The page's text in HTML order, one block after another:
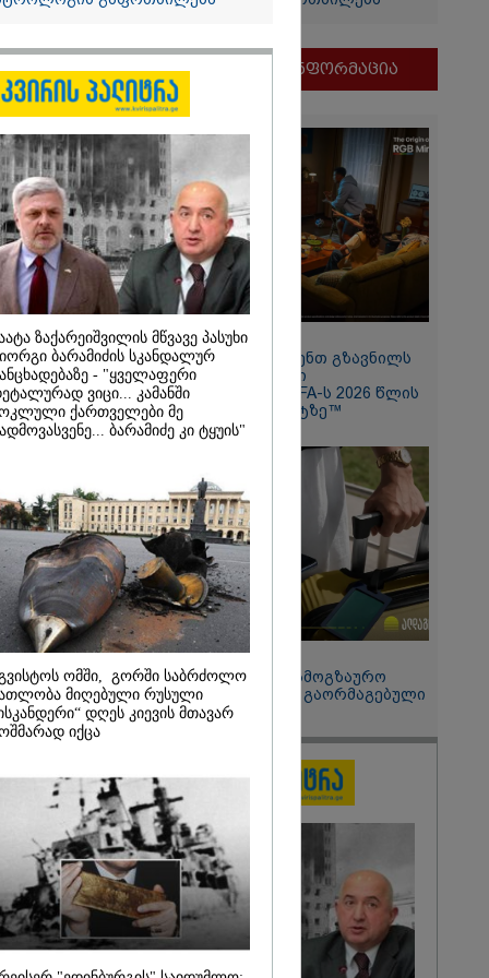
ომის მე-18
სახელმწიფო
საქართველო
- აი, 2012
ვინც
ეგ იყო
ვერ აიღო,
მიხეილ
მნიშვნელოვანი ინფორმაცია
11:13 / 05-08-2026
Hisense წარმოგიდგენთ გზავნილს
"ინოვაციები უკეთესი
ცხოვრებისათვის" FIFA-ს 2026 წლის
მსოფლიო ჩემპიონატზე™
15:49 / 06-08-2026
შეიძინე ალდაგის სამოგზაურო
დაზღვევა და მიიღე გაორმაგებული
ინტერნეტი
ზაქარეიშვილის მწვავე პასუხი
ბარამიძის სკანდალურ
- "ყველაფერი
ვიცი... კამანში
ქართველები მე
ბარამიძე კი ტყუის"
ომში, გორში საბრძოლო
მიღებული რუსული
დღეს კიევის მთავარ
იქცა